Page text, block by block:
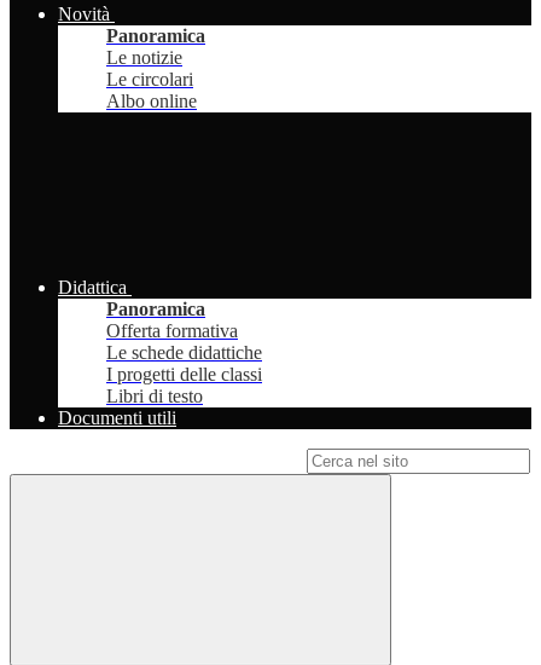
Novità
Panoramica
Le notizie
Le circolari
Albo online
Didattica
Panoramica
Offerta formativa
Le schede didattiche
I progetti delle classi
Libri di testo
Documenti utili